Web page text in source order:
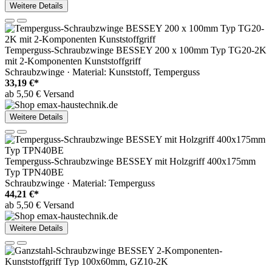
Weitere Details
Temperguss-Schraubzwinge BESSEY 200 x 100mm Typ TG20-2K
mit 2-Komponenten Kunststoffgriff
Schraubzwinge · Material: Kunststoff, Temperguss
33,19 €*
ab 5,50 € Versand
Weitere Details
Temperguss-Schraubzwinge BESSEY mit Holzgriff 400x175mm
Typ TPN40BE
Schraubzwinge · Material: Temperguss
44,21 €*
ab 5,50 € Versand
Weitere Details